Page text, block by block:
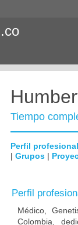
Tiempo
Perfil profesional
| Grupos |
Perfil
Médico,
Colombia,